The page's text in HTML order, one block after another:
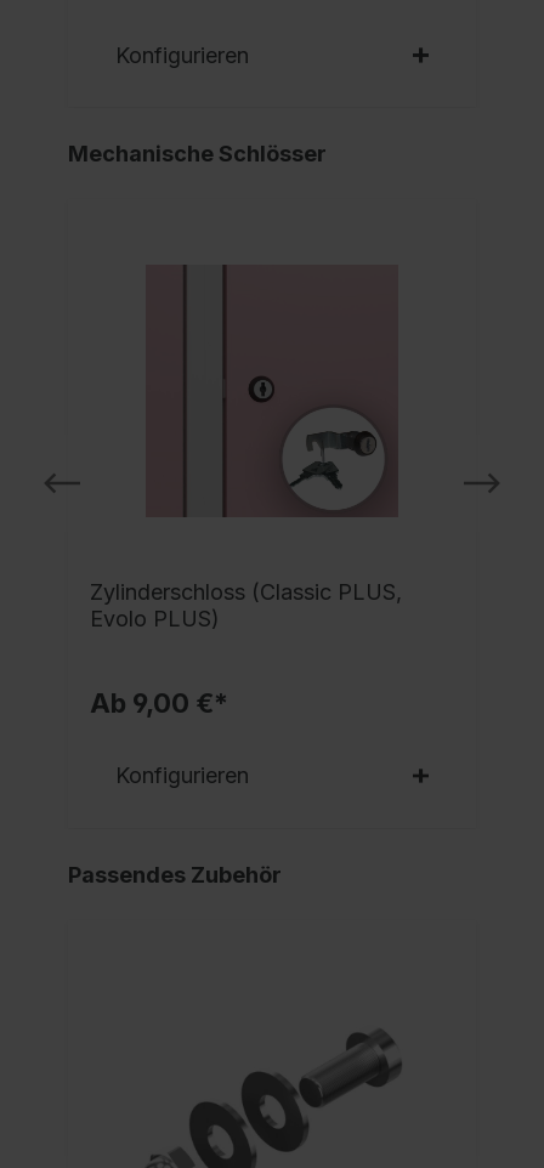
Konfigurieren
Mechanische Schlösser
Zylinderschloss (Classic PLUS,
Evolo PLUS)
Ab 9,00 €*
Konfigurieren
Passendes Zubehör